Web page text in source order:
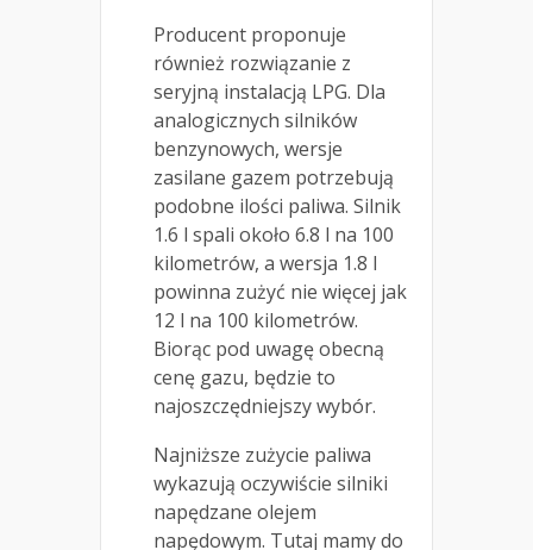
Producent proponuje
również rozwiązanie z
seryjną instalacją LPG. Dla
analogicznych silników
benzynowych, wersje
zasilane gazem potrzebują
podobne ilości paliwa. Silnik
1.6 l spali około 6.8 l na 100
kilometrów, a wersja 1.8 l
powinna zużyć nie więcej jak
12 l na 100 kilometrów.
Biorąc pod uwagę obecną
cenę gazu, będzie to
najoszczędniejszy wybór.
Najniższe zużycie paliwa
wykazują oczywiście silniki
napędzane olejem
napędowym. Tutaj mamy do